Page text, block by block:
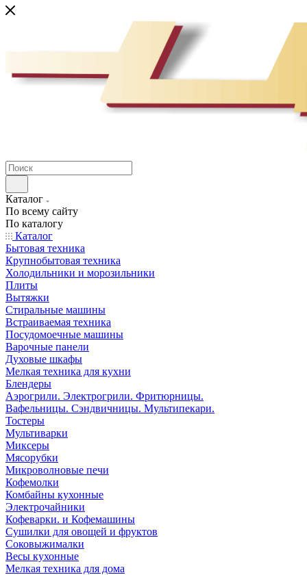
Каталог
По всему сайту
По каталогу
Каталог
Бытовая техника
Крупнобытовая техника
Холодильники и морозильники
Плиты
Вытяжки
Стиральные машины
Встраиваемая техника
Посудомоечные машины
Варочные панели
Духовые шкафы
Мелкая техника для кухни
Блендеры
Аэрогрили. Электрогрили. Фритюрницы.
Вафельницы. Сэндвичницы. Мультипекари.
Тостеры
Мультиварки
Миксеры
Мясорубки
Микроволновые печи
Кофемолки
Комбайны кухонные
Электрочайники
Кофеварки. и Кофемашины
Сушилки для овощей и фруктов
Соковыжималки
Весы кухонные
Мелкая техника для дома